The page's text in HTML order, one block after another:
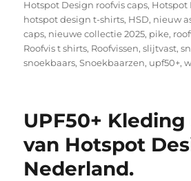
Hotspot Design roofvis caps, Hotspot
hotspot design t-shirts, HSD, nieuw
caps, nieuwe collectie 2025, pike,
Roofvis t shirts, Roofvissen,slijtvast,
snoekbaars,Snoekbaarzen, upf50+,
UPF50+
van Hotspot
Nederland.